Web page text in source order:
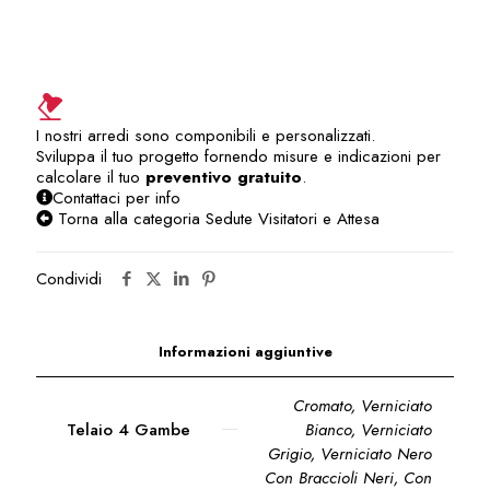
/
sala
corsi
SVA206US
quantità
I nostri arredi sono componibili e personalizzati.
Sviluppa il tuo progetto fornendo misure e indicazioni per
calcolare il tuo preventivo gratuito.
Contattaci per info
Torna alla categoria Sedute Visitatori e Attesa
Condividi
Informazioni aggiuntive
Telaio 4 Gambe
Cromato, Verniciato
Bianco, Verniciato
Grigio, Verniciato Nero
Con Braccioli Neri, Con